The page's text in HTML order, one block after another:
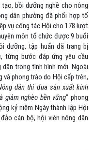
bồi dưỡng nghề cho nông
dân phường đã phối hợp tổ
vụ công tác Hội cho 178 lượt
môn tổ chức được 9 buổi
dưỡng, tập huấn đã trang bị
từng bước đáp ứng yêu cầu
trong tình hình mới. Ngoài
phong trào do Hội cấp trên,
dân thi đua sản xuất kinh
giảm nghèo bền vững” phong
kỷ niệm Ngày thành lập Hội
cán bộ, hội viên nông dân